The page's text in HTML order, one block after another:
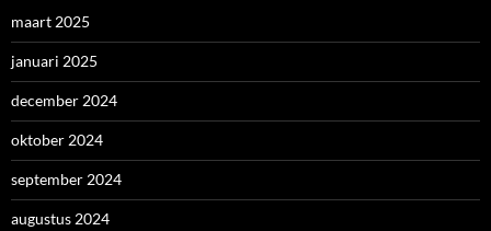
maart 2025
januari 2025
december 2024
oktober 2024
september 2024
augustus 2024